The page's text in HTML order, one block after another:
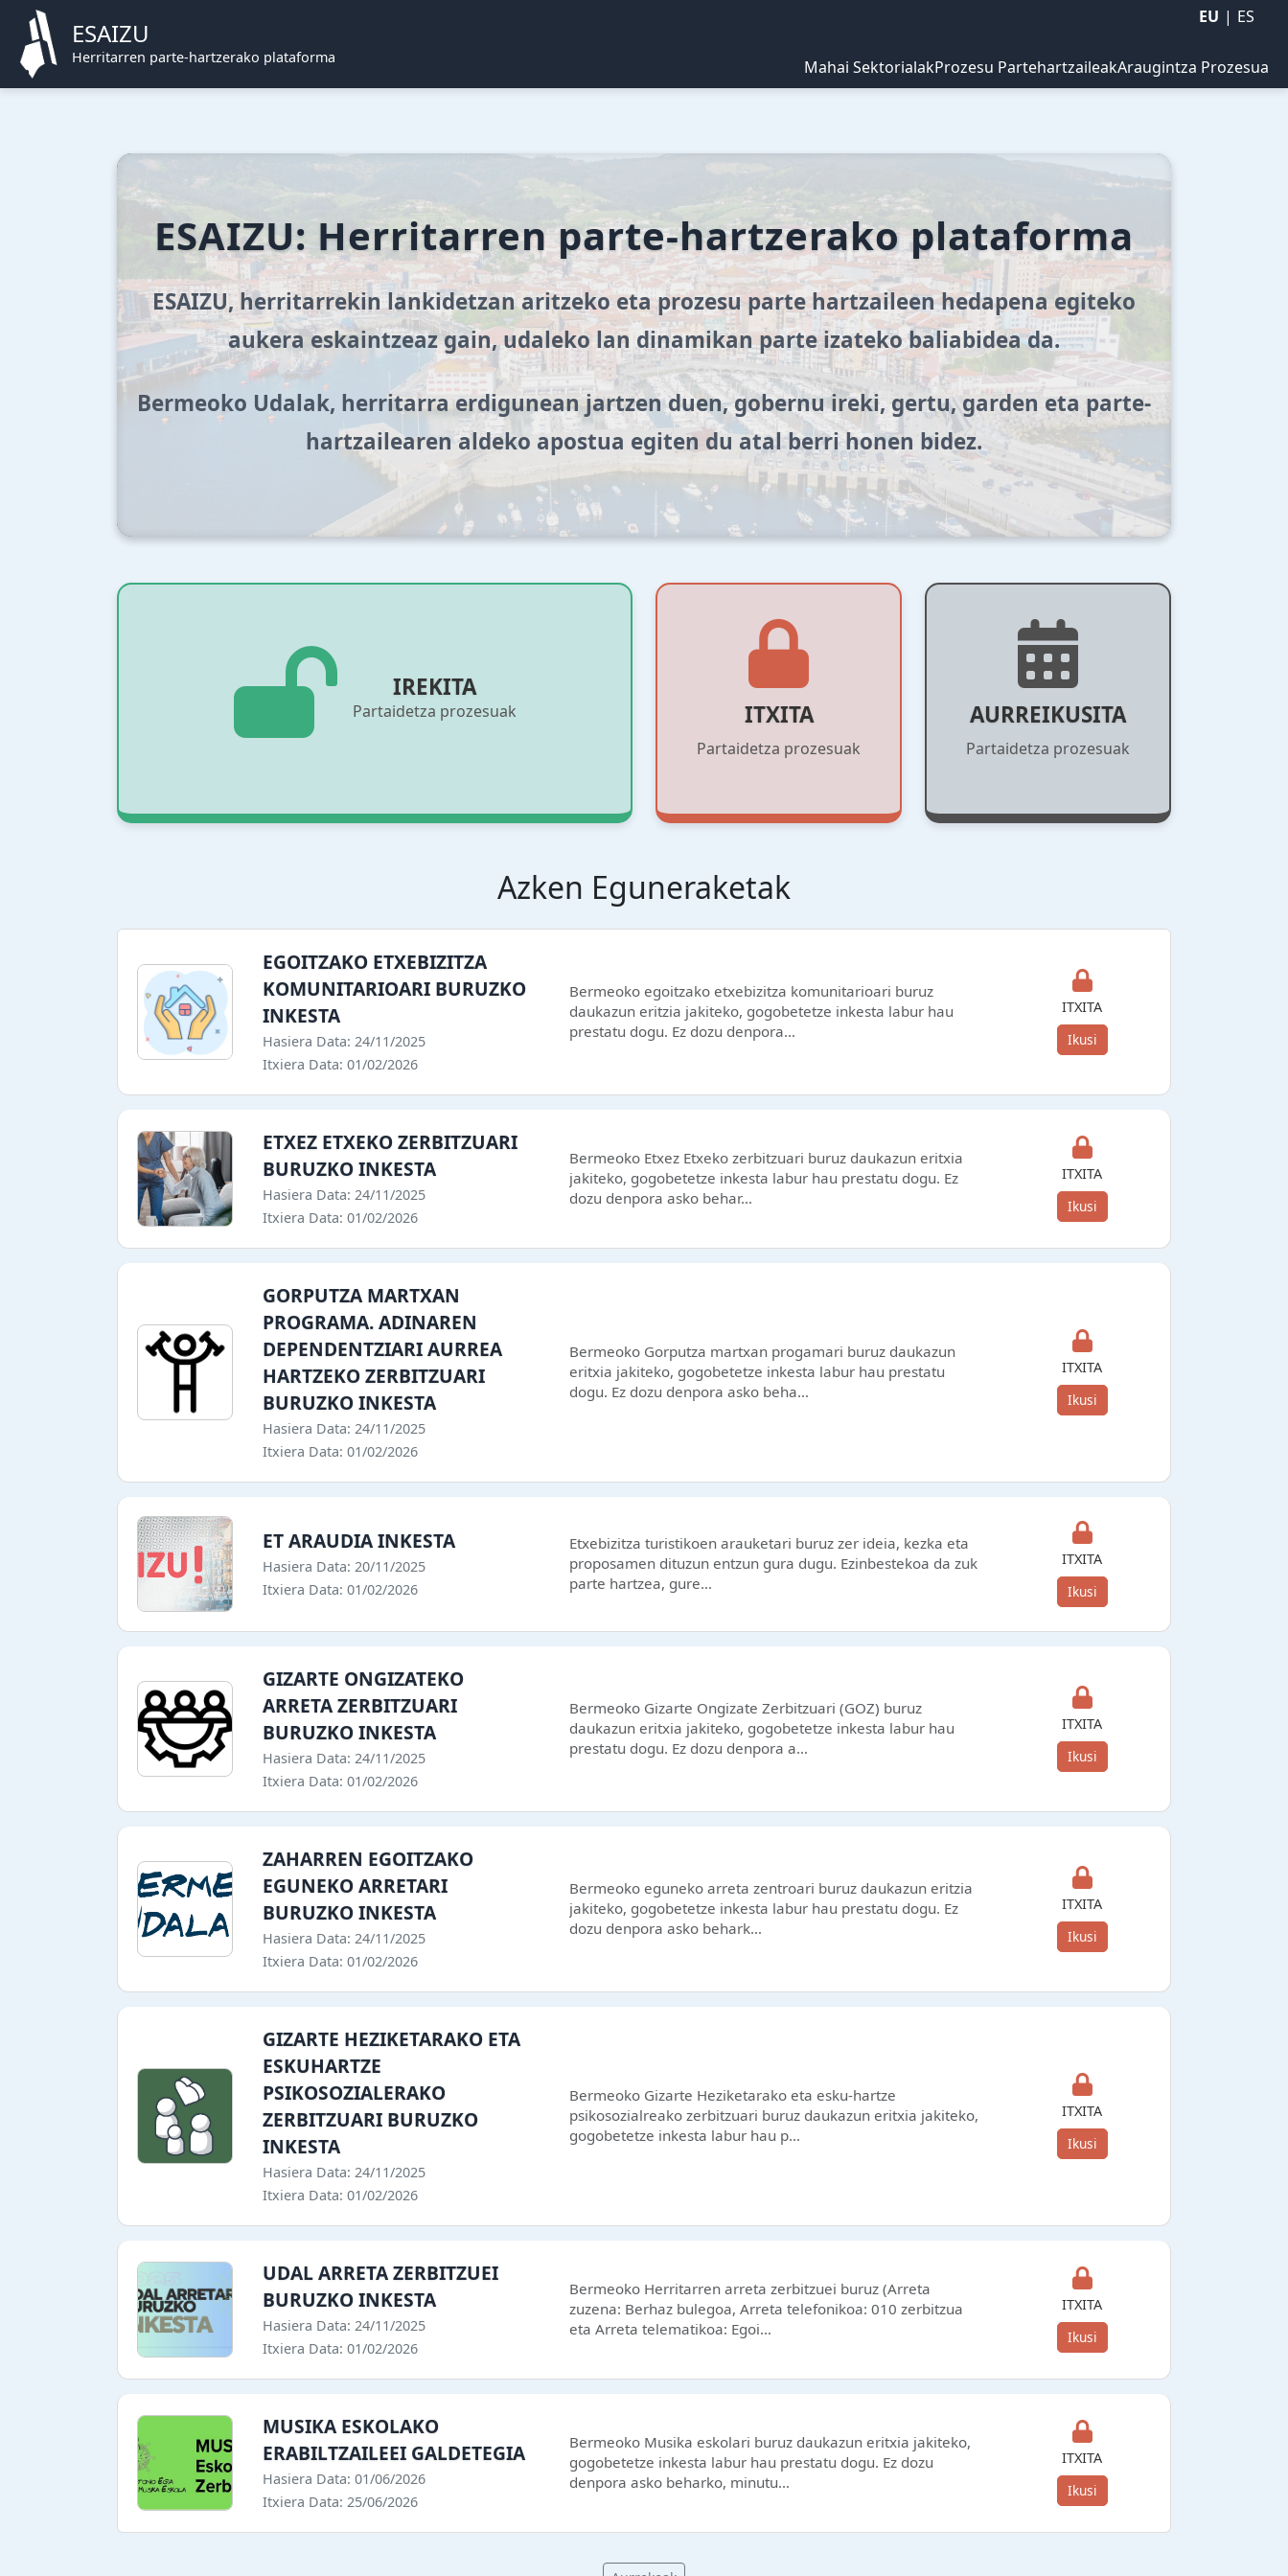
ESAIZU
Herritarren parte-hartzerako plataforma
EU | ES
Mahai SektorialakProzesu PartehartzaileakAraugintza Prozesua
ESAIZU: Herritarren parte-hartzerako plataforma
ESAIZU, herritarrekin lankidetzan aritzeko eta prozesu parte hartzaileen hedapena egiteko
aukera eskaintzeaz gain, udaleko lan dinamikan parte izateko baliabidea da.
Bermeoko Udalak, herritarra erdigunean jartzen duen, gobernu ireki, gertu, garden eta parte-
hartzailearen aldeko apostua egiten du atal berri honen bidez.
IREKITA
Partaidetza prozesuak ITXITA
Partaidetza prozesuak
AURREIKUSITA
Partaidetza prozesuak
Azken Eguneraketak
EGOITZAKO ETXEBIZITZA
KOMUNITARIOARI BURUZKO
INKESTA
Hasiera Data: 24/11/2025
Itxiera Data: 01/02/2026
Bermeoko egoitzako etxebizitza komunitarioari buruz
daukazun eritzia jakiteko, gogobetetze inkesta labur hau
prestatu dogu. Ez dozu denpora…
ITXITA
Ikusi
ETXEZ ETXEKO ZERBITZUARI
BURUZKO INKESTA
Hasiera Data: 24/11/2025
Itxiera Data: 01/02/2026
Bermeoko Etxez Etxeko zerbitzuari buruz daukazun eritxia
jakiteko, gogobetetze inkesta labur hau prestatu dogu. Ez
dozu denpora asko behar…
ITXITA
Ikusi
GORPUTZA MARTXAN
PROGRAMA. ADINAREN
DEPENDENTZIARI AURREA
HARTZEKO ZERBITZUARI
BURUZKO INKESTA
Hasiera Data: 24/11/2025
Itxiera Data: 01/02/2026
Bermeoko Gorputza martxan progamari buruz daukazun
eritxia jakiteko, gogobetetze inkesta labur hau prestatu
dogu. Ez dozu denpora asko beha…
ITXITA
Ikusi
ET ARAUDIA INKESTA
Hasiera Data: 20/11/2025
Itxiera Data: 01/02/2026
Etxebizitza turistikoen arauketari buruz zer ideia, kezka eta
proposamen dituzun entzun gura dugu. Ezinbestekoa da zuk
parte hartzea, gure…
ITXITA
Ikusi
GIZARTE ONGIZATEKO
ARRETA ZERBITZUARI
BURUZKO INKESTA
Hasiera Data: 24/11/2025
Itxiera Data: 01/02/2026
Bermeoko Gizarte Ongizate Zerbitzuari (GOZ) buruz
daukazun eritxia jakiteko, gogobetetze inkesta labur hau
prestatu dogu. Ez dozu denpora a…
ITXITA
Ikusi
ZAHARREN EGOITZAKO
EGUNEKO ARRETARI
BURUZKO INKESTA
Hasiera Data: 24/11/2025
Itxiera Data: 01/02/2026
Bermeoko eguneko arreta zentroari buruz daukazun eritzia
jakiteko, gogobetetze inkesta labur hau prestatu dogu. Ez
dozu denpora asko behark…
ITXITA
Ikusi
GIZARTE HEZIKETARAKO ETA
ESKUHARTZE
PSIKOSOZIALERAKO
ZERBITZUARI BURUZKO
INKESTA
Hasiera Data: 24/11/2025
Itxiera Data: 01/02/2026
Bermeoko Gizarte Heziketarako eta esku-hartze
psikosozialreako zerbitzuari buruz daukazun eritxia jakiteko,
gogobetetze inkesta labur hau p…
ITXITA
Ikusi
UDAL ARRETA ZERBITZUEI
BURUZKO INKESTA
Hasiera Data: 24/11/2025
Itxiera Data: 01/02/2026
Bermeoko Herritarren arreta zerbitzuei buruz (Arreta
zuzena: Berhaz bulegoa, Arreta telefonikoa: 010 zerbitzua
eta Arreta telematikoa: Egoi…
ITXITA
Ikusi
MUSIKA ESKOLAKO
ERABILTZAILEEI GALDETEGIA
Hasiera Data: 01/06/2026
Itxiera Data: 25/06/2026
Bermeoko Musika eskolari buruz daukazun eritxia jakiteko,
gogobetetze inkesta labur hau prestatu dogu. Ez dozu
denpora asko beharko, minutu…
ITXITA
Ikusi